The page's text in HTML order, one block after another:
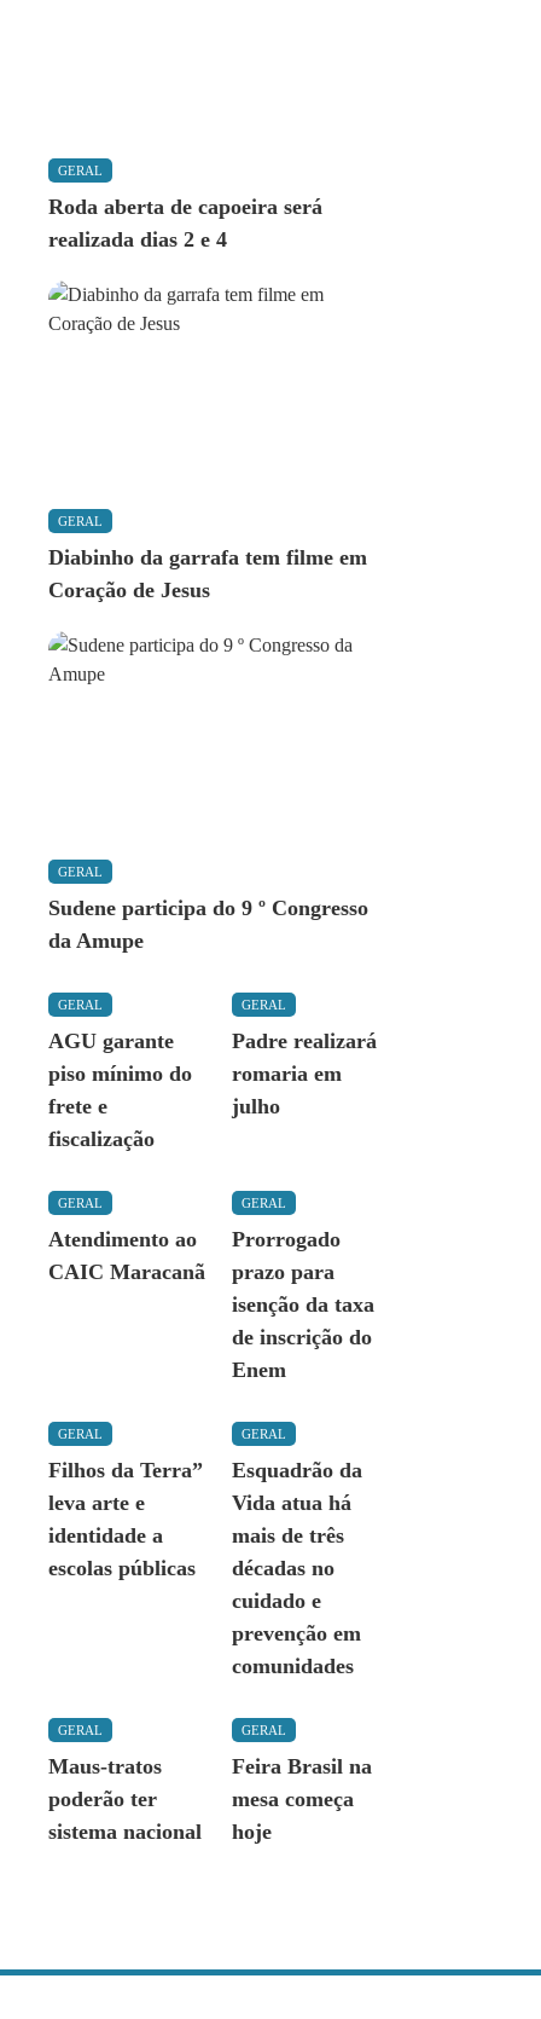
GERAL
Roda aberta de capoeira será
realizada dias 2 e 4
GERAL
Diabinho da garrafa tem filme em
Coração de Jesus
GERAL
Sudene participa do 9 º Congresso
da Amupe
GERAL
AGU garante
piso mínimo do
frete e
fiscalização
GERAL
Padre realizará
romaria em
julho
GERAL
Atendimento ao
CAIC Maracanã
GERAL
Prorrogado
prazo para
isenção da taxa
de inscrição do
Enem
GERAL
Filhos da Terra”
leva arte e
identidade a
escolas públicas
GERAL
Esquadrão da
Vida atua há
mais de três
décadas no
cuidado e
prevenção em
comunidades
GERAL
Maus-tratos
poderão ter
sistema nacional
GERAL
Feira Brasil na
mesa começa
hoje